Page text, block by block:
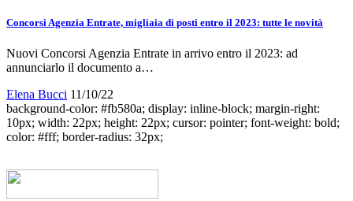
Concorsi Agenzia Entrate, migliaia di posti entro il 2023: tutte le novità
Nuovi Concorsi Agenzia Entrate in arrivo entro il 2023: ad
annunciarlo il documento a…
Elena Bucci 11/10/22
background-color: #fb580a; display: inline-block; margin-right:
10px; width: 22px; height: 22px; cursor: pointer; font-weight: bold;
color: #fff; border-radius: 32px;